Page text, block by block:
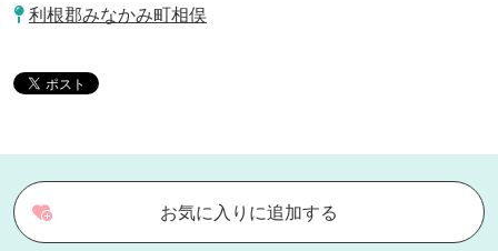
利根郡みなかみ町相俣
お気に入りに追加する